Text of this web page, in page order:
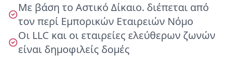
Με βάση το Αστικό Δίκαιο. διέπεται από
τον περί Εμπορικών Εταιρειών Νόμο
Οι LLC και οι εταιρείες ελεύθερων ζωνών
είναι δημοφιλείς δομές